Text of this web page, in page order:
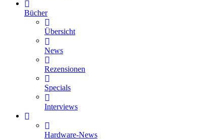
Bücher
Übersicht
News
Rezensionen
Specials
Interviews
Hardware-News